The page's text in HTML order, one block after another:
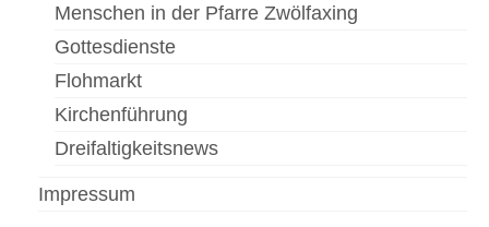
Menschen in der Pfarre Zwölfaxing
Gottesdienste
Flohmarkt
Kirchenführung
Dreifaltigkeitsnews
Impressum